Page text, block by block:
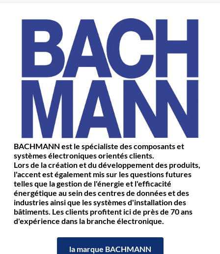
BACHMANN est le spécialiste des composants et
systèmes électroniques orientés clients.
Lors de la création et du développement des produits,
l'accent est également mis sur les questions futures
telles que la gestion de l'énergie et l'efficacité
énergétique au sein des centres de données et des
industries ainsi que les systèmes d'installation des
bâtiments. Les clients profitent ici de près de 70 ans
d'expérience dans la branche électronique.
la marque BACHMANN